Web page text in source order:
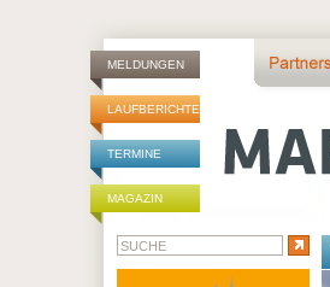
MELDUNGEN
LAUFBERICHTE
TERMINE
MAGAZIN